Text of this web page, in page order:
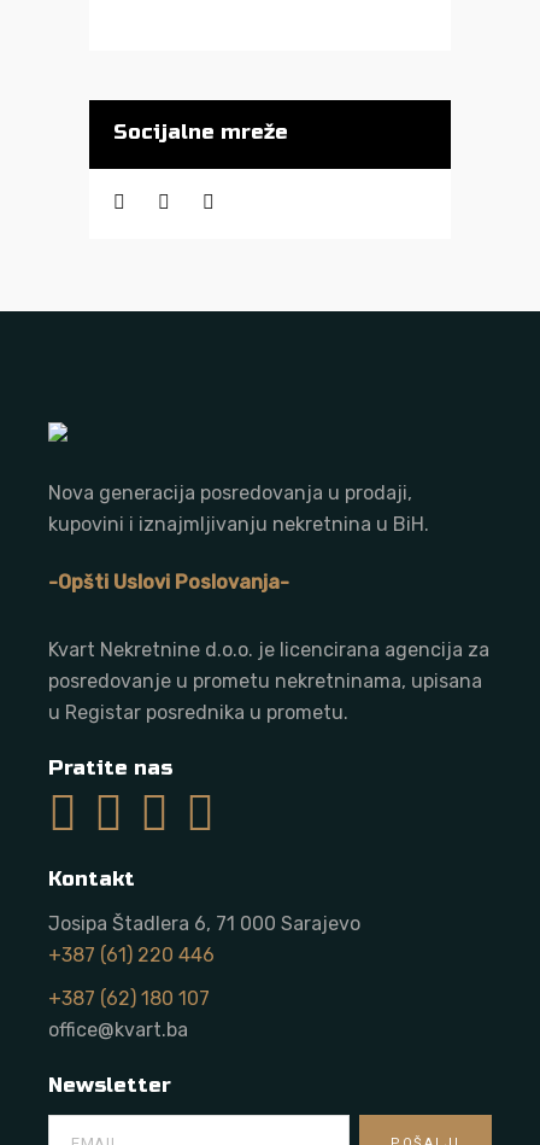
Socijalne mreže
Nova generacija posredovanja u prodaji,
kupovini i iznajmljivanju nekretnina u BiH.
-Opšti Uslovi Poslovanja-
Kvart Nekretnine d.o.o. je licencirana agencija za
posredovanje u prometu nekretninama, upisana
u Registar posrednika u prometu.
Pratite nas
Kontakt
Josipa Štadlera 6, 71 000 Sarajevo
+387 (61) 220 446
+387 (62) 180 107
office@kvart.ba
Newsletter